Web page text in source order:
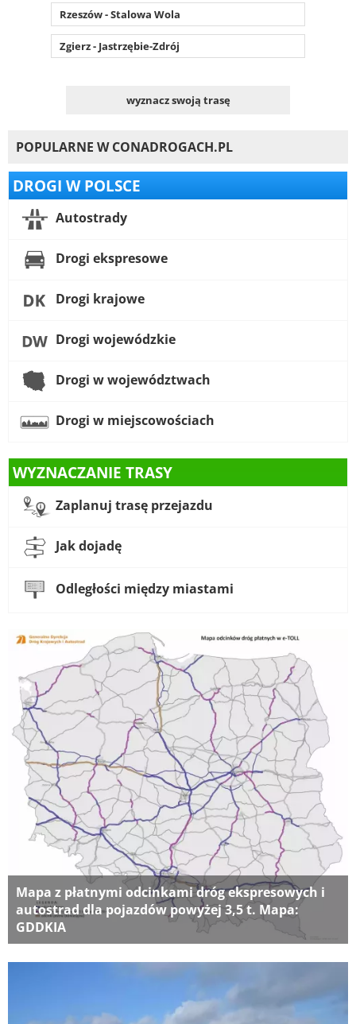
Rzeszów - Stalowa Wola
Zgierz - Jastrzębie-Zdrój
wyznacz swoją trasę
POPULARNE W CONADROGACH.PL
DROGI W POLSCE
Autostrady
Drogi ekspresowe
Drogi krajowe
Drogi wojewódzkie
Drogi w województwach
Drogi w miejscowościach
WYZNACZANIE TRASY
Zaplanuj trasę przejazdu
Jak dojadę
Odległości między miastami
Mapa z płatnymi odcinkami dróg ekspresowych i
autostrad dla pojazdów powyżej 3,5 t. Mapa:
GDDKIA